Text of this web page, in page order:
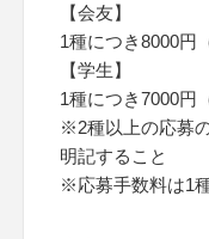
【会友】
1種につき8000円
【学生】
1種につき7000円
※2種以上の応募
明記すること
※応募手数料は1